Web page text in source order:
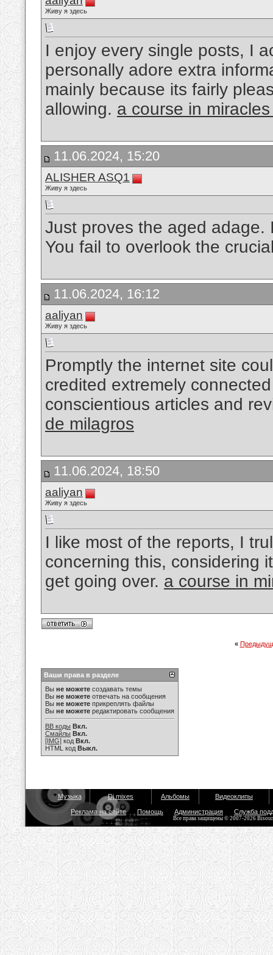
Живу я здесь
I enjoy every single posts, I
personally adore extra
mainly because its fairly
allowing. a course in
11.06.2024, 15:20
ALISHER ASQ1
Живу я здесь
Just proves the aged
You fail to overlook the
11.06.2024, 16:12
aaliyan
Живу я здесь
Promptly the internet site
credited extremely
conscientious articles and
de milagros
11.06.2024, 18:50
aaliyan
Живу я здесь
I like most of the reports, I
concerning this, considering
get going over. a course in
«
Ваши права в разделе
Вы не можете создавать темы
Вы не можете отвечать на сообщения
Вы не можете прикреплять файлы
Вы не можете редактировать сообщения
BB коды Вкл.
Смайлы Вкл.
[IMG] код Вкл.
HTML код Выкл.
Музыка Dj mixes Альбомы Видеоклипы
Реклама на сайте Помощь Администрация Служба
Все права защищены © 2007-2026